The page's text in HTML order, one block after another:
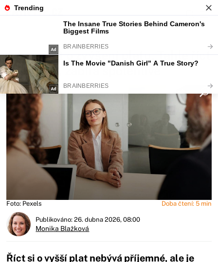
Magazín
Jak se říct o zvýšení platu. Tahle říct
tuto větu, zabírá spolehlivě
Foto: Pexels Doba čtení: 5 min
Publikováno: 26. dubna 2026, 08:00
Monika Blažková
Říct si o vyšší plat nebývá příjemné, ale je